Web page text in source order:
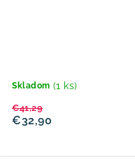
Skladom (1 ks)
€32,90
€41,29